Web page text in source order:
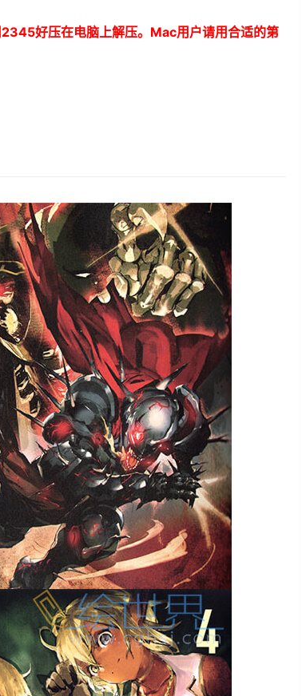
2345好压在电脑上解压。 Mac用户请用合适的第